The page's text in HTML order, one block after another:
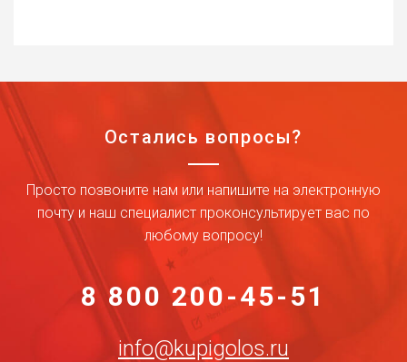
Остались вопросы?
Просто позвоните нам или напишите на электронную
почту и наш специалист проконсультирует вас по
любому вопросу!
8 800 200-45-51
info@kupigolos.ru